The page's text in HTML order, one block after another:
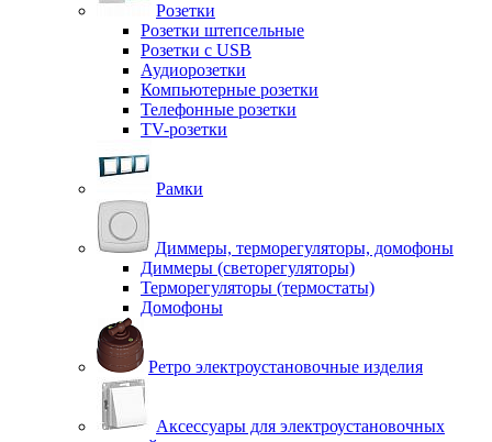
Розетки
Розетки штепсельные
Розетки с USB
Аудиорозетки
Компьютерные розетки
Телефонные розетки
TV-розетки
Рамки
Диммеры, терморегуляторы, домофоны
Диммеры (светорегуляторы)
Терморегуляторы (термостаты)
Домофоны
Ретро электроустановочные изделия
Аксессуары для электроустановочных